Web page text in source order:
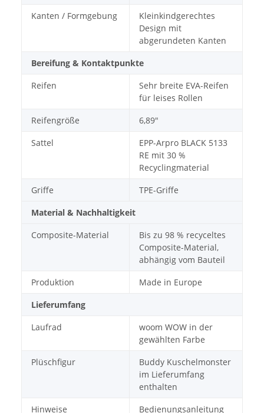
Kanten / Formgebung
Kleinkindgerechtes
Design mit
abgerundeten Kanten
Bereifung & Kontaktpunkte
Reifen
Sehr breite EVA-Reifen
für leises Rollen
Reifengröße
6,89″
Sattel
EPP-Arpro BLACK 5133
RE mit 30 %
Recyclingmaterial
Griffe
TPE-Griffe
Material & Nachhaltigkeit
Composite-Material
Bis zu 98 % recyceltes
Composite-Material,
abhängig vom Bauteil
Produktion
Made in Europe
Lieferumfang
Laufrad
woom WOW in der
gewählten Farbe
Plüschfigur
Buddy Kuschelmonster
im Lieferumfang
enthalten
Hinweise
Bedienungsanleitung